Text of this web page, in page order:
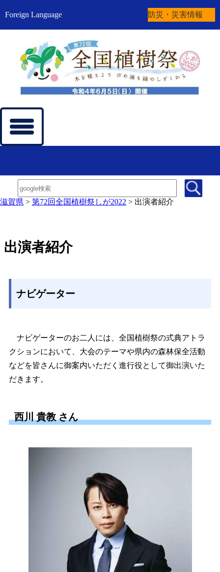
Foreign Language 防災・災害情報
滋賀県 > 第72回全国植樹祭しが2022 > 出演者紹介
出演者紹介
ナビゲーター
ナビゲーターのお二人には、全国植樹祭の式典アトラ
クションにおいて、大会のテーマや県内の森林保全活動
などを皆さんに御案内いただく進行役として御出演いた
だきます。
西川 貴教 さん